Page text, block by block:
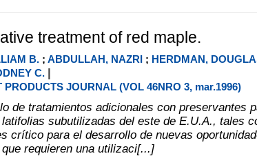
treatment of red maple.
B.; ABDULLAH, NAZRI; HERDMAN,
C. |
PRODUCTS JOURNAL (VOL 46NRO 3, mar.1996)
de tratamientos adicionales con preservantes
subutilizadas del este de E.U.A., tales
crítico para el desarrollo de nuevas
requieren una utilizaci[...]